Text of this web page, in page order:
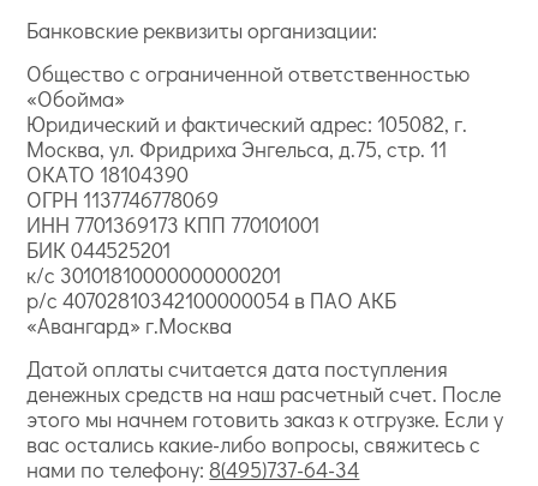
Банковские реквизиты организации:
Общество с ограниченной ответственностью
«Обойма»
Юридический и фактический адрес: 105082, г.
Москва, ул. Фридриха Энгельса, д.75, стр. 11
ОКАТО 18104390
ОГРН 1137746778069
ИНН 7701369173 КПП 770101001
БИК 044525201
к/с 30101810000000000201
р/с 40702810342100000054 в ПАО АКБ
«Авангард» г.Москва
Датой оплаты считается дата поступления
денежных средств на наш расчетный счет. После
этого мы начнем готовить заказ к отгрузке. Если у
вас остались какие-либо вопросы, свяжитесь с
нами по телефону: 8(495)737-64-34